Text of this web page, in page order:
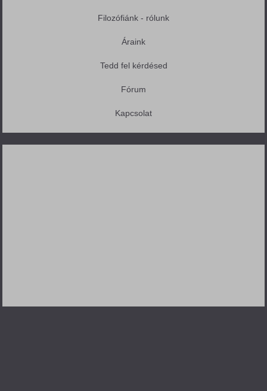
Filozófiánk - rólunk
Áraink
Tedd fel kérdésed
Fórum
Kapcsolat